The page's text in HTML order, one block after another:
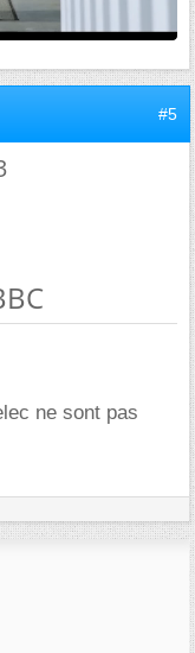
#5
ne sont pas